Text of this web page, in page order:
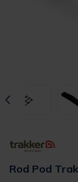
Rod Pod